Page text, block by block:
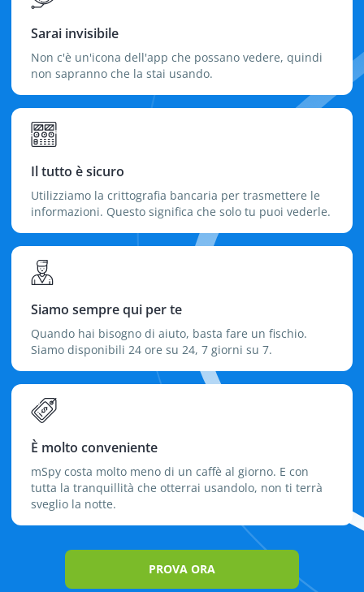
Sarai invisibile
Non c'è un'icona dell'app che possano vedere, quindi
non sapranno che la stai usando.
Il tutto è sicuro
Utilizziamo la crittografia bancaria per trasmettere le
informazioni. Questo significa che solo tu puoi vederle.
Siamo sempre qui per te
Quando hai bisogno di aiuto, basta fare un fischio.
Siamo disponibili 24 ore su 24, 7 giorni su 7.
È molto conveniente
mSpy costa molto meno di un caffè al giorno. E con
tutta la tranquillità che otterrai usandolo, non ti terrà
sveglio la notte.
PROVA ORA